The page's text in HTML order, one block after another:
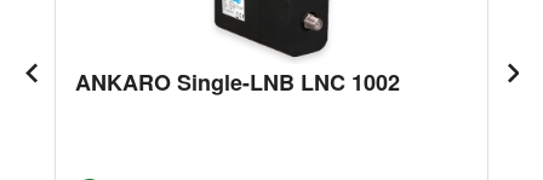
ANKARO Single-LNB LNC 1002